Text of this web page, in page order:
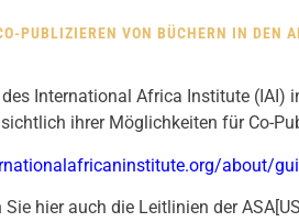
PUBLIZIEREN VON BÜCHERN IN DEN
International Africa Institute (IAI)
ihrer Möglichkeiten für Co-
about/
hier auch die Leitlinien der